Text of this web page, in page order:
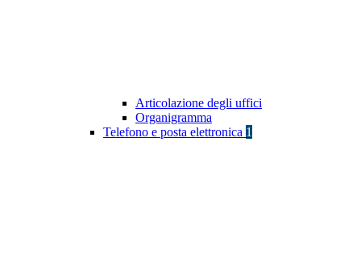
Articolazione degli uffici
Organigramma
Telefono e posta elettronica 1